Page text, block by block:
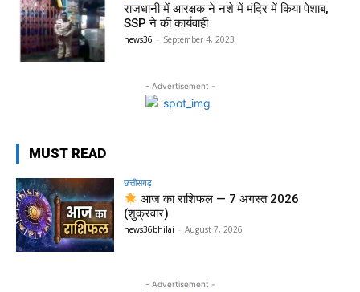
राजधानी में आरक्षक ने नशे में मंदिर में किया पेशाब,
SSP ने की कार्यवाही
news36 - September 4, 2023
- Advertisement -
MUST READ
छत्तीसगढ़
आज का राशिफल — 7 अगस्त 2026
(शुक्रवार)
news36bhilai - August 7, 2026
- Advertisement -